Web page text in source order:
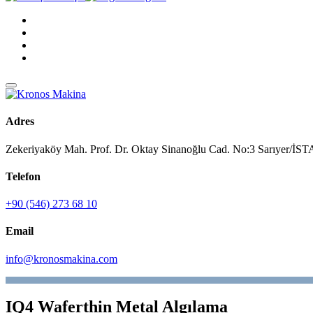
Adres
Zekeriyaköy Mah. Prof. Dr. Oktay Sinanoğlu Cad. No:3 Sarıyer/
Telefon
+90 (546) 273 68 10
Email
info@kronosmakina.com
IQ4 Waferthin Metal Algılama